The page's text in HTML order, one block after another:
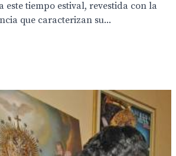
este tiempo estival, revestida con la
que caracterizan su...